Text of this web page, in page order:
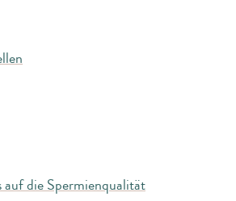
auf die Spermienqualität